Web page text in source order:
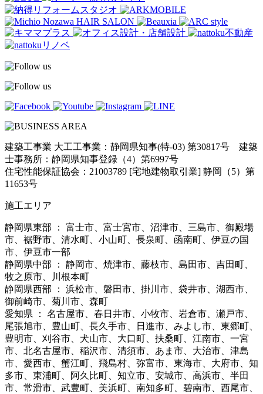
建築工事業 大工工事業：静岡県知事(特-03) 第30817号 建築
士事務所：静岡県知事登録（4）第6997号
住宅性能保証協会：21003789 [宅地建物取引業] 静岡（5）第
11653号
施工エリア
静岡県東部 ： 富士市、富士宮市、沼津市、三島市、御殿場
市、裾野市、清水町、小山町、長泉町、函南町、伊豆の国
市、伊豆市一部
静岡県中部 ： 静岡市、焼津市、藤枝市、島田市、吉田町、
牧之原市、川根本町
静岡県西部 ： 浜松市、磐田市、掛川市、袋井市、湖西市、
御前崎市、菊川市、森町
愛知県 ： 名古屋市、春日井市、小牧市、岩倉市、瀬戸市、
尾張旭市、豊山町、長久手市、日進市、みよし市、東郷町、
豊明市、刈谷市、犬山市、大口町、扶桑町、江南市、一宮
市、北名古屋市、稲沢市、清須市、あま市、大治市、津島
市、愛西市、蟹江町、飛島村、弥富市、東海市、大府市、知
多市、東浦町、阿久比町、知立市、安城市、高浜市、半田
市、常滑市、武豊町、美浜町、南知多町、碧南市、西尾市、